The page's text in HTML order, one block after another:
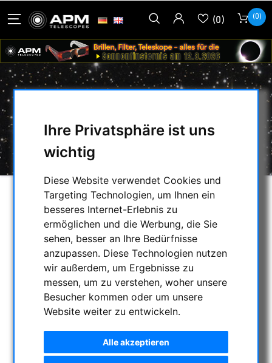
Ihre Privatsphäre ist uns
wichtig
Diese Website verwendet Cookies und
Targeting Technologien, um Ihnen ein
besseres Internet-Erlebnis zu
ermöglichen und die Werbung, die Sie
sehen, besser an Ihre Bedürfnisse
anzupassen. Diese Technologien nutzen
wir außerdem, um Ergebnisse zu
messen, um zu verstehen, woher unsere
Besucher kommen oder um unsere
Website weiter zu entwickeln.
Alle akzeptieren
(0) (0)
HOME / MONTIERUNGEN & STATIVE /
DIRECTDRIVE-MONTIERUNGEN
AUSWAHL
KATEGORIEN
NACHTSICHTGERÄTE , WÄRMEKAMERAS &
ENTFERNUNGSMESSER
AKTUELLE ANGEBOTE
SECONDHAND & LAGERBESTAND